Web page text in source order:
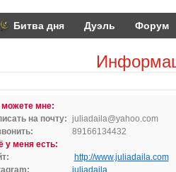
Битва дня Дуэль Форум
мне:
на почту: jul iadai la@yahoo.com
89166134432
у меня есть:
http://www.juliadaila.com
juliadaila